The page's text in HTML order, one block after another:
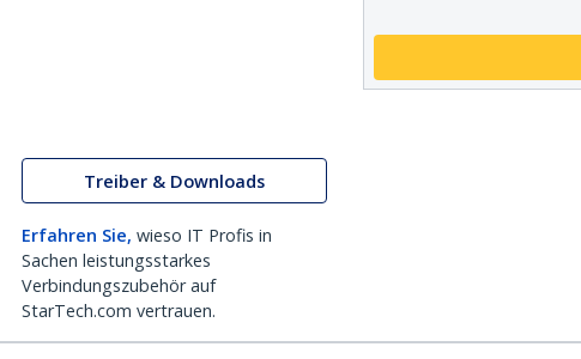
Treiber & Downloads
Erfahren Sie, wieso IT Profis in
Sachen leistungsstarkes
Verbindungszubehör auf
StarTech.com vertrauen.